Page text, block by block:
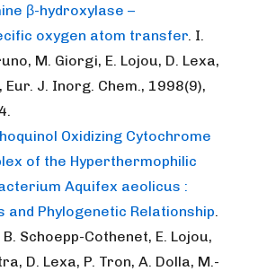
β-hydroxylase –
oxygen atom transfer. I.
M. Giorgi, E. Lojou, D. Lexa,
Eur. J. Inorg. Chem., 1998(9),
Oxidizing Cytochrome
of the Hyperthermophilic
Aquifex aeolicus :
and Phylogenetic Relationship.
B. Schoepp-Cothenet, E. Lojou,
D. Lexa, P. Tron, A. Dolla, M.-